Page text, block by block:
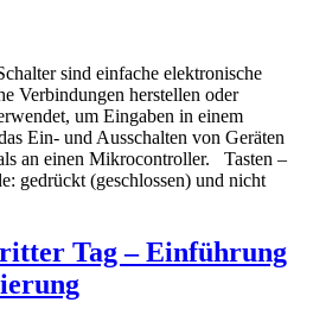
sind einfache elektronische
Verbindungen herstellen oder
um Eingaben in einem
Ein- und Ausschalten von Geräten
an einen Mikrocontroller. Tasten –
gedrückt (geschlossen) und nicht
Tag – Einführung